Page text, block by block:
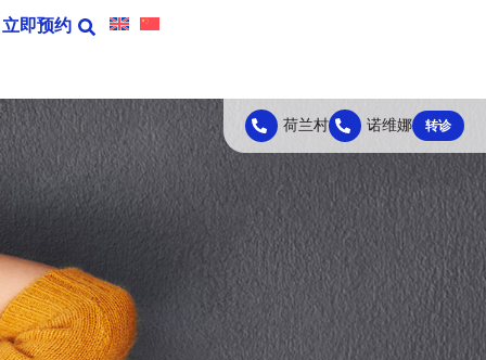
立即预约
荷兰村 诺维娜 转诊